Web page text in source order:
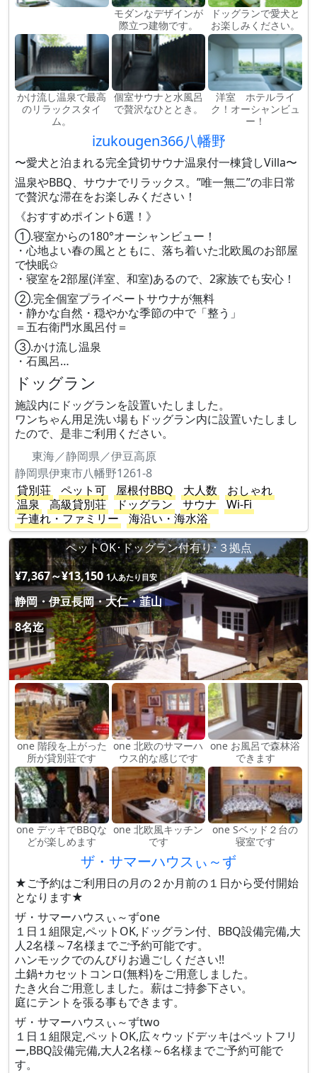
モダンなデザインが
際立つ建物です。
ドッグランで愛犬と
お楽しみください。
かけ流し温泉で最高
のリラックスタイ
ム。
個室サウナと水風呂
で贅沢なひととき。
洋室 ホテルライ
ク！オーシャンビュ
ー！
izukougen366八幡野
〜愛犬と泊まれる完全貸切サウナ温泉付一棟貸しVilla〜
温泉やBBQ、サウナでリラックス。”唯一無二”の非日常
で贅沢な滞在をお楽しみください！
《おすすめポイント6選！》
①.寝室からの180°オーシャンビュー！
・心地よい春の風とともに、落ち着いた北欧風のお部屋
で快眠✩
・寝室を2部屋(洋室、和室)あるので、2家族でも安心！
②.完全個室プライベートサウナが無料
・静かな自然・穏やかな季節の中で「整う」
＝五右衛門水風呂付＝
③.かけ流し温泉
・石風呂…
ドッグラン
施設内にドッグランを設置いたしました。
ワンちゃん用足洗い場もドッグラン内に設置いたしまし
たので、是非ご利用ください。
東海／静岡県／伊豆高原
静岡県伊東市八幡野1261-8
貸別荘
ペット可 屋根付BBQ 大人数
おしゃれ
温泉
高級貸別荘 ドッグラン サウナ
Wi-Fi
子連れ・ファミリー
海沿い・海水浴
ペットOK･ドッグラン付有り･３拠点
¥7,367～¥13,150 1人あたり目安
静岡・伊豆長岡・大仁・韮山
8名迄
one 階段を上がった
所が貸別荘です
one 北欧のサマーハ
ウス的な感じです
one お風呂で森林浴
できます
one デッキでBBQな
どが楽しめます
one 北欧風キッチン
です
one Sベッド２台の
寝室です
ザ・サマーハウスぃ～ず
★ご予約はご利用日の月の２か月前の１日から受付開始
となります★
ザ・サマーハウスぃ～ずone
１日１組限定,ペットOK,ドッグラン付、BBQ設備完備,大
人2名様～7名様までご予約可能です。
ハンモックでのんびりお過ごしください!!
土鍋+カセットコンロ(無料)をご用意しました。
たき火台ご用意しました。薪はご持参下さい。
庭にテントを張る事もできます。
ザ・サマーハウスぃ～ずtwo
１日１組限定,ペットOK,広々ウッドデッキはペットフリ
ー,BBQ設備完備,大人2名様～6名様までご予約可能で
す。